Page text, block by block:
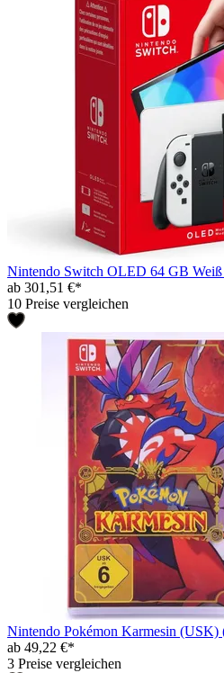
Nintendo Switch OLED 64 GB Weiß
ab 301,51 €*
10 Preise vergleichen
Nintendo Pokémon Karmesin
ab 49,22 €*
3 Preise vergleichen